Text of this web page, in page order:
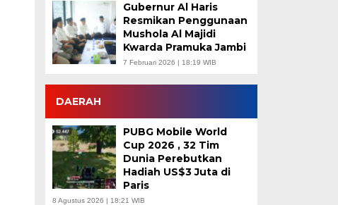
Gubernur Al Haris
Resmikan Penggunaan
Mushola Al Majidi
Kwarda Pramuka Jambi
7 Februari 2026 | 18:19 WIB
DAERAH
PUBG Mobile World
Cup 2026 , 32 Tim
Dunia Perebutkan
Hadiah US$3 Juta di
Paris
8 Agustus 2026 | 18:21 WIB